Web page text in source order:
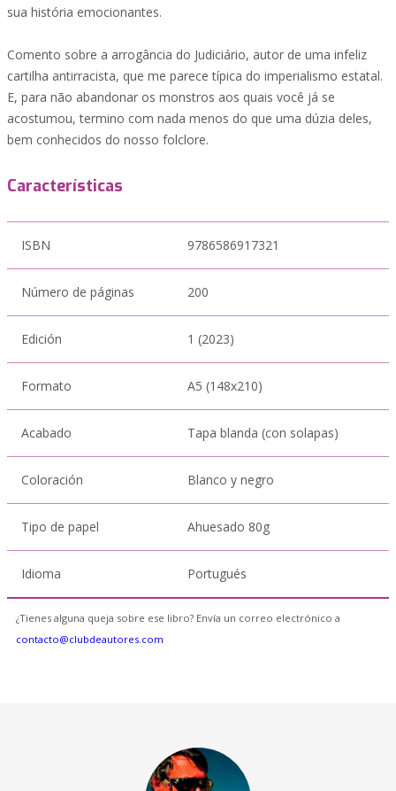
sua história emocionantes.
Comento sobre a arrogância do Judiciário, autor de uma infeliz
cartilha antirracista, que me parece típica do imperialismo estatal.
E, para não abandonar os monstros aos quais você já se
acostumou, termino com nada menos do que uma dúzia deles,
bem conhecidos do nosso folclore.
Características
ISBN 9786586917321
Número de páginas 200
Edición 1 (2023)
Formato A5 (148x210)
Acabado Tapa blanda (con solapas)
Coloración Blanco y negro
Tipo de papel Ahuesado 80g
Idioma Portugués
¿Tienes alguna queja sobre ese libro? Envía un correo electrónico a
contacto@clubdeautores.com